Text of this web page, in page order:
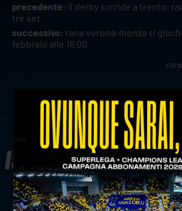
precedente: il derby sorride a trento:
tre set
successivo: rana verona-monza si
febbraio alle 16.00
ISCRIVITI ALLA
ISCRIVITI ORA